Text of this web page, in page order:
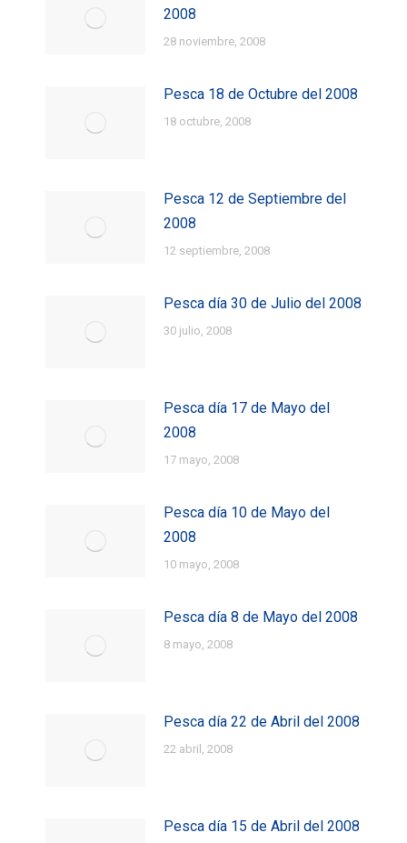
2008
28 noviembre, 2008
Pesca 18 de Octubre del 2008
18 octubre, 2008
Pesca 12 de Septiembre del
2008
12 septiembre, 2008
Pesca día 30 de Julio del 2008
30 julio, 2008
Pesca día 17 de Mayo del
2008
17 mayo, 2008
Pesca día 10 de Mayo del
2008
10 mayo, 2008
Pesca día 8 de Mayo del 2008
8 mayo, 2008
Pesca día 22 de Abril del 2008
22 abril, 2008
Pesca día 15 de Abril del 2008